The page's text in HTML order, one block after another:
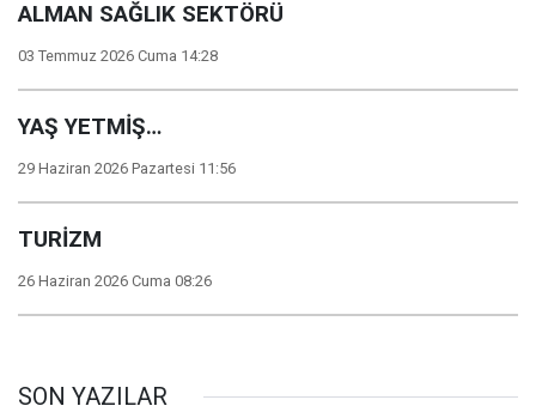
ALMAN SAĞLIK SEKTÖRÜ
03 Temmuz 2026 Cuma 14:28
YAŞ YETMİŞ…
29 Haziran 2026 Pazartesi 11:56
TURİZM
26 Haziran 2026 Cuma 08:26
SON YAZILAR